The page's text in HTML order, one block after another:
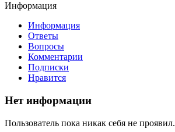
Информация
Информация
Ответы
Вопросы
Комментарии
Подписки
Нравится
Нет информации
Пользователь пока никак себя не проявил.